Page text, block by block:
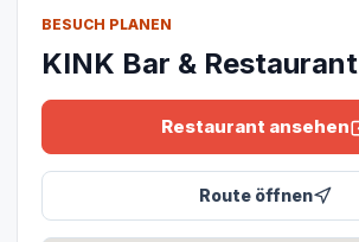
BESUCH PLANEN
KINK Bar & Restaurant
Restaurant ansehen
Route öffnen